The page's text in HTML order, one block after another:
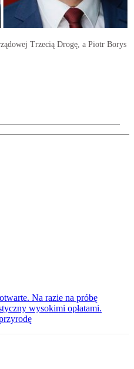
Trzecią Drogę, a Piotr Borys
Na razie na próbę
wysokimi opłatami.